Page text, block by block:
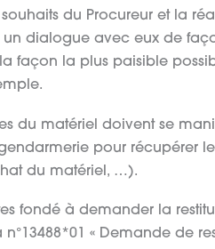
du Procureur et la
un dialogue avec eux de
façon la plus paisible
du matériel doivent se
pour récupérer
du matériel, …).
fondé à demander la
« Demande de